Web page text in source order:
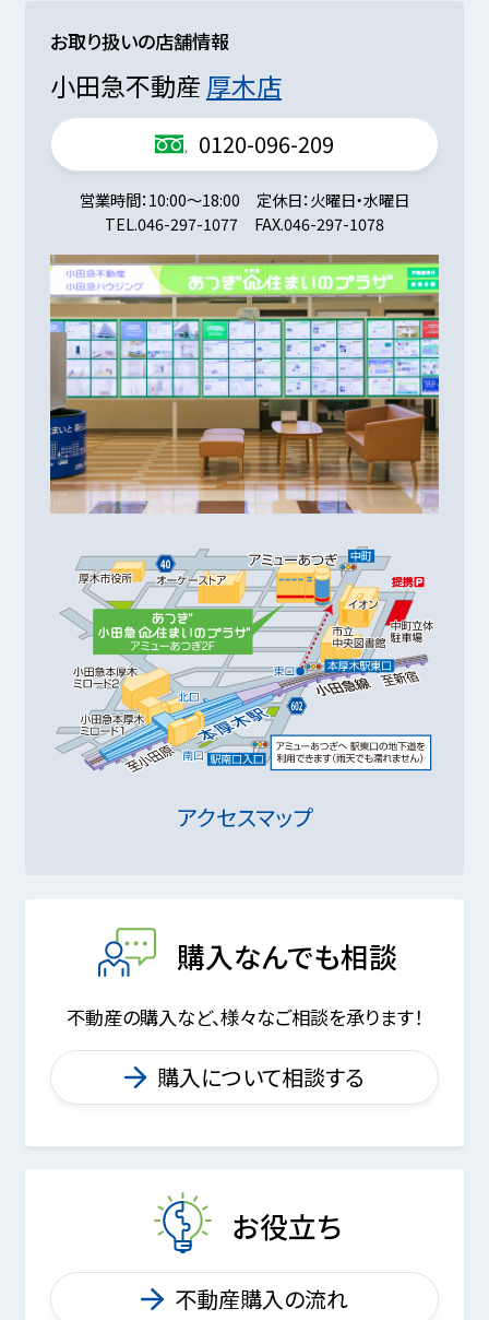
お取り扱いの店舗情報
小田急不動産 厚木店
0120-096-209
営業時間 10:00～18:00 定休日 火曜日・水曜日
TEL.046-297-1077 FAX.046-297-1078
アクセスマップ
購入なんでも相談
不動産の購入など、様々なご相談を承ります！
購入について相談する
お役立ち
不動産購入の流れ